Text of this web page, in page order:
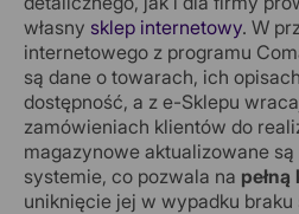
własny sklep internetowy. W
internetowego z programu
są dane o towarach, ich
dostępność, a z e-Sklepu
zamówieniach klientów do
magazynowe aktualizowane
systemie, co pozwala na
uniknięcie jej w wypadku